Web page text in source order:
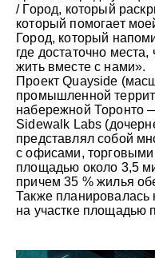
/ Город, который
который помогает
Город, который
где достаточно
жить вместе с нами».
Проект Quayside
промышленной
набережной Торонто
Sidewalk Labs
представлял собой
с офисами,
площадью около 3,5
причем 35 % жилья
Также
на участке площадью